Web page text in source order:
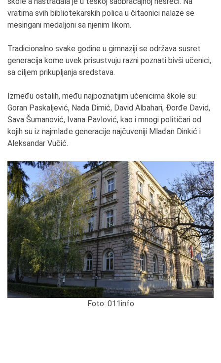
vratima svih bibliotekarskih polica u čitaonici nalaze se
mesingani medaljoni sa njenim likom.
Tradicionalno svake godine u gimnaziji se održava susret
generacija kome uvek prisustvuju razni poznati bivši učenici,
sa ciljem prikupljanja sredstava.
Između ostalih, među najpoznatijim učenicima škole su:
Goran Paskaljević, Nada Dimić, David Albahari, Đorđe David,
Sava Šumanović, Ivana Pavlović, kao i mnogi političari od
kojih su iz najmlađe generacije najčuveniji Mlađan Dinkić i
Aleksandar Vučić.
Foto: 011info